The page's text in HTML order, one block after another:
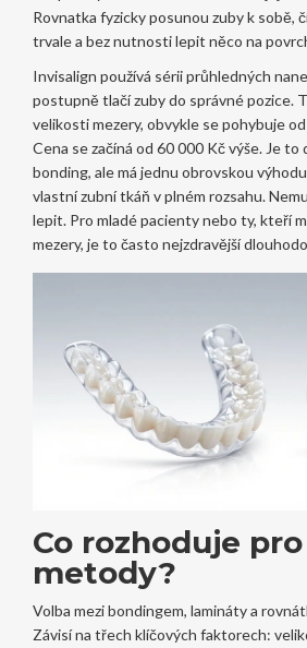
Rovnatka fyzicky posunou zuby k sobě,
trvale a bez nutnosti lepit něco na
Invisalign používá sérii průhledných
postupně tlačí zuby do správné pozice.
velikosti mezery, obvykle se pohybuje
Cena se začíná od 60 000 Kč výše. Je to
bonding, ale má jednu obrovskou
vlastní zubní tkáň v plném rozsahu.
lepit. Pro mladé pacienty nebo ty, kteří
mezery, je to často nejzdravější
Co rozhoduje
metody?
Volba mezi bondingem, lamináty a
Závisí na třech klíčových faktorech: